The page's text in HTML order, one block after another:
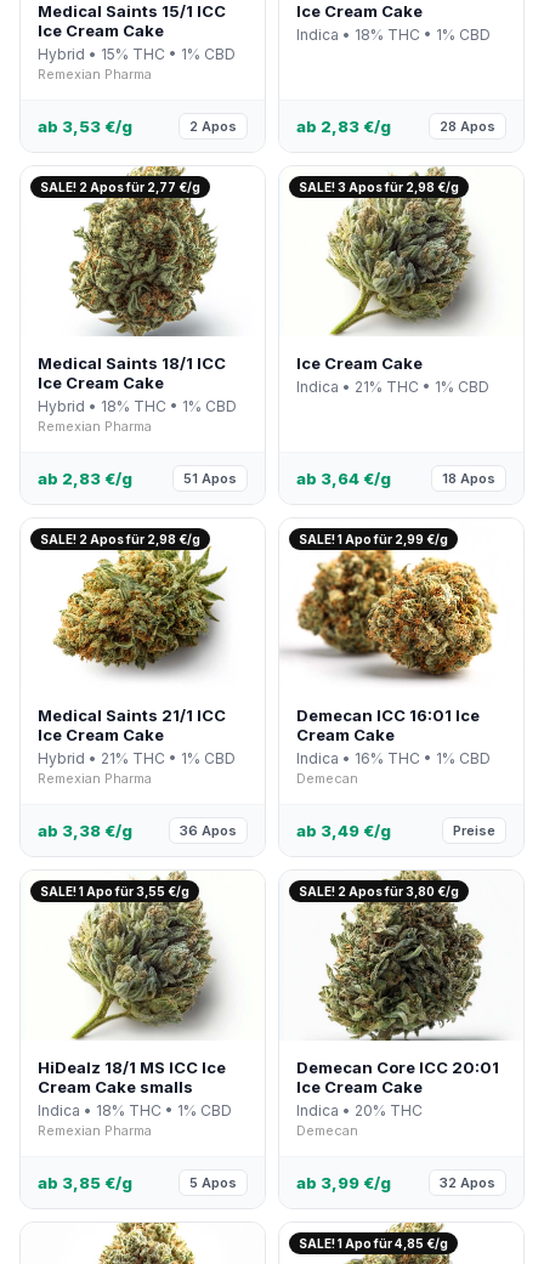
Medical Saints 15/1 ICC
Ice Cream Cake
Hybrid • 15% THC • 1% CBD
Remexian Pharma
ab 3,53 €/g 2 Apos
Ice Cream Cake
Indica • 18% THC • 1% CBD
ab 2,83 €/g 28 Apos
SALE! 2 Apos für 2,77 €/g
Medical Saints 18/1 ICC
Ice Cream Cake
Hybrid • 18% THC • 1% CBD
Remexian Pharma
ab 2,83 €/g 51 Apos
SALE! 3 Apos für 2,98 €/g
Ice Cream Cake
Indica • 21% THC • 1% CBD
ab 3,64 €/g 18 Apos
SALE! 2 Apos für 2,98 €/g
Medical Saints 21/1 ICC
Ice Cream Cake
Hybrid • 21% THC • 1% CBD
Remexian Pharma
ab 3,38 €/g 36 Apos
SALE! 1 Apo für 2,99 €/g
Demecan ICC 16:01 Ice
Cream Cake
Indica • 16% THC • 1% CBD
Demecan
ab 3,49 €/g Preise
SALE! 1 Apo für 3,55 €/g
HiDealz 18/1 MS ICC Ice
Cream Cake smalls
Indica • 18% THC • 1% CBD
Remexian Pharma
ab 3,85 €/g 5 Apos
SALE! 2 Apos für 3,80 €/g
Demecan Core ICC 20:01
Ice Cream Cake
Indica • 20% THC
Demecan
ab 3,99 €/g 32 Apos
SALE! 1 Apo für 4,85 €/g